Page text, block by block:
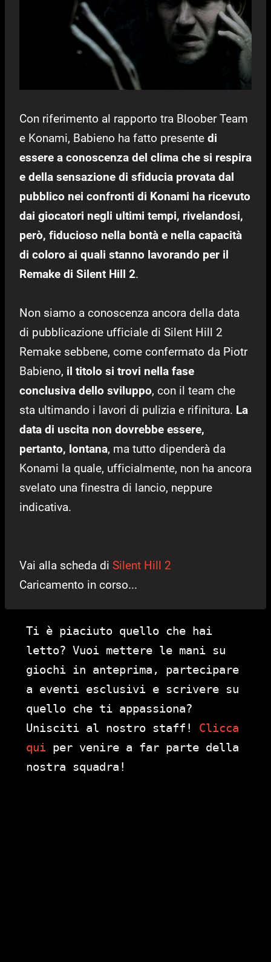
Con riferimento al rapporto tra Bloober Team
e Konami, Babieno ha fatto presente di
essere a conoscenza del clima che si respira
e della sensazione di sfiducia provata dal
pubblico nei confronti di Konami ha ricevuto
dai giocatori negli ultimi tempi, rivelandosi,
però, fiducioso nella bontà e nella capacità
di coloro ai quali stanno lavorando per il
Remake di Silent Hill 2.
Non siamo a conoscenza ancora della data
di pubblicazione ufficiale di Silent Hill 2
Remake sebbene, come confermato da Piotr
Babieno, il titolo si trovi nella fase
conclusiva dello sviluppo, con il team che
sta ultimando i lavori di pulizia e rifinitura. La
data di uscita non dovrebbe essere,
pertanto, lontana, ma tutto dipenderà da
Konami la quale, ufficialmente, non ha ancora
svelato una finestra di lancio, neppure
indicativa.
Vai alla scheda di Silent Hill 2
Caricamento in corso...
Ti è piaciuto quello che hai
letto? Vuoi mettere le mani su
giochi in anteprima, partecipare
a eventi esclusivi e scrivere su
quello che ti appassiona?
Unisciti al nostro staff! Clicca
qui per venire a far parte della
nostra squadra!